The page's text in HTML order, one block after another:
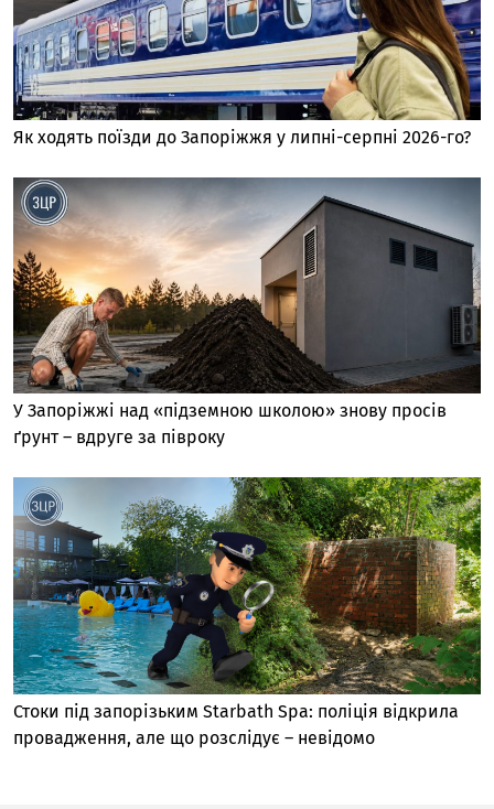
Як ходять поїзди до Запоріжжя у липні-серпні 2026-го?
У Запоріжжі над «підземною школою» знову просів
ґрунт – вдруге за півроку
Стоки під запорізьким Starbath Spa: поліція відкрила
провадження, але що розслідує – невідомо